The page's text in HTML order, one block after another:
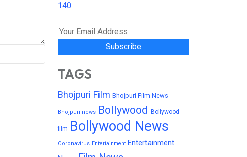
140
Subscribe
TAGS
Bhojpuri Film Bhojpuri Film News
Bhojpuri news Bollywood Bollywood
film Bollywood News
Coronavirus Entertainment Entertainment